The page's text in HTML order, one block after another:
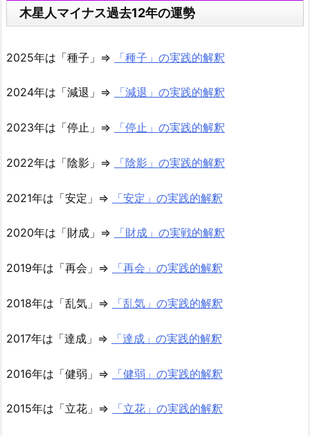
木星人マイナス過去12年の運勢
2025年は「種子」⇒ 「種子」の実践的解釈
2024年は「減退」⇒ 「減退」の実践的解釈
2023年は「停止」⇒ 「停止」の実践的解釈
2022年は「陰影」⇒ 「陰影」の実践的解釈
2021年は「安定」⇒ 「安定」の実践的解釈
2020年は「財成」⇒ 「財成」の実戦的解釈
2019年は「再会」⇒ 「再会」の実践的解釈
2018年は「乱気」⇒ 「乱気」の実践的解釈
2017年は「達成」⇒ 「達成」の実践的解釈
2016年は「健弱」⇒ 「健弱」の実践的解釈
2015年は「立花」⇒ 「立花」の実践的解釈